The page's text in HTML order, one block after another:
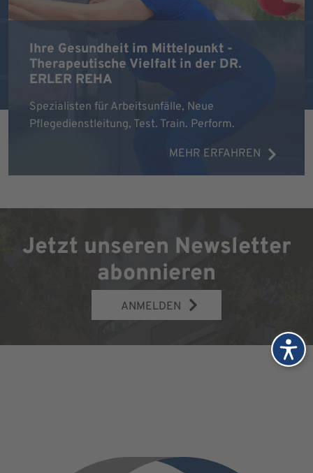
Ihre Gesundheit im Mittelpunkt -
Therapeutische Vielfalt in der DR.
ERLER REHA
Spezialisten für Arbeitsunfälle, Neue
Pflegedienstleitung, Test. Train. Perform.
MEHR ERFAHREN
Jetzt unseren Newsletter
abonnieren
ANMELDEN